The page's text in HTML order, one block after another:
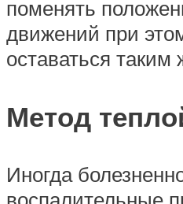
поменять
движений при
оставаться таким
Метод
Иногда